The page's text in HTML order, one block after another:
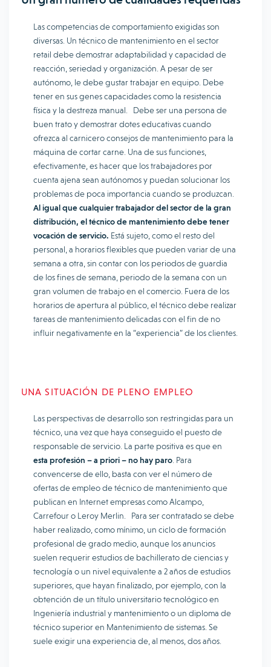
Las competencias de comportamiento exigidas son
diversas. Un técnico de mantenimiento en el sector
retail debe demostrar adaptabilidad y capacidad de
reacción, seriedad y organización. A pesar de ser
autónomo, le debe gustar trabajar en equipo. Debe
tener en sus genes capacidades como la resistencia
física y la destreza manual. Debe ser una persona de
buen trato y demostrar dotes educativas cuando
ofrezca al carnicero consejos de mantenimiento para la
máquina de cortar carne. Una de sus funciones,
efectivamente, es hacer que los trabajadores por
cuenta ajena sean autónomos y puedan solucionar los
problemas de poca importancia cuando se produzcan.
Al igual que cualquier trabajador del sector de la gran
distribución, el técnico de mantenimiento debe tener
vocación de servicio. Está sujeto, como el resto del
personal, a horarios flexibles que pueden variar de una
semana a otra, sin contar con los periodos de guardia
de los fines de semana, periodo de la semana con un
gran volumen de trabajo en el comercio. Fuera de los
horarios de apertura al público, el técnico debe realizar
tareas de mantenimiento delicadas con el fin de no
influir negativamente en la “experiencia” de los clientes.
UNA SITUACIÓN DE PLENO EMPLEO
Las perspectivas de desarrollo son restringidas para un
técnico, una vez que haya conseguido el puesto de
responsable de servicio. La parte positiva es que en
esta profesión – a priori – no hay paro . Para
convencerse de ello, basta con ver el número de
ofertas de empleo de técnico de mantenimiento que
publican en Internet empresas como Alcampo,
Carrefour o Leroy Merlin. Para ser contratado se debe
haber realizado, como mínimo, un ciclo de formación
profesional de grado medio, aunque los anuncios
suelen requerir estudios de bachillerato de ciencias y
tecnología o un nivel equivalente a 2 años de estudios
superiores, que hayan finalizado, por ejemplo, con la
obtención de un título universitario tecnológico en
Ingeniería industrial y mantenimiento o un diploma de
técnico superior en Mantenimiento de sistemas. Se
suele exigir una experiencia de, al menos, dos años.